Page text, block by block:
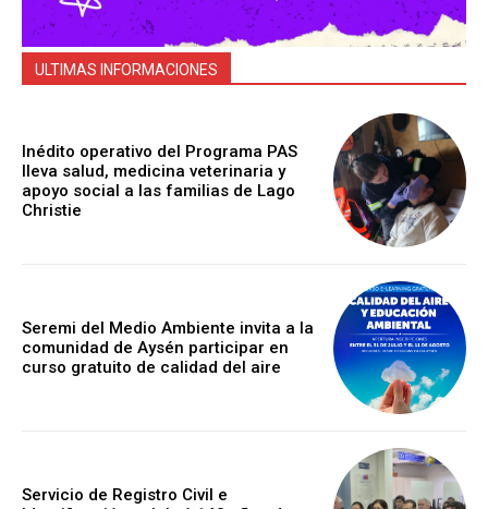
ULTIMAS INFORMACIONES
Inédito operativo del Programa PAS
lleva salud, medicina veterinaria y
apoyo social a las familias de Lago
Christie
Seremi del Medio Ambiente invita a la
comunidad de Aysén participar en
curso gratuito de calidad del aire
Servicio de Registro Civil e